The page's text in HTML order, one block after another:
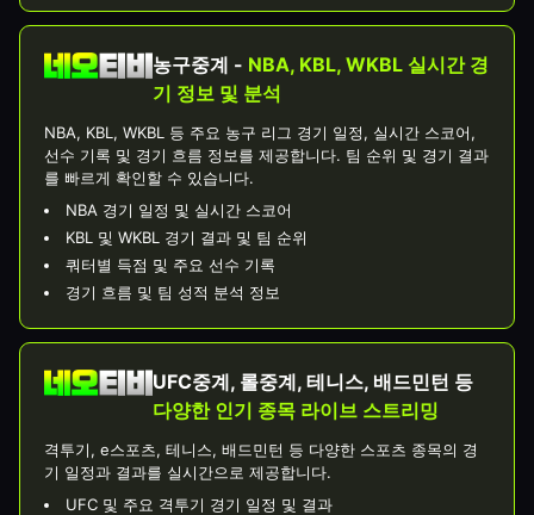
농구중계 - NBA, KBL, WKBL 실시간 경
기 정보 및 분석
NBA, KBL, WKBL 등 주요 농구 리그 경기 일정, 실시간 스코어,
선수 기록 및 경기 흐름 정보를 제공합니다. 팀 순위 및 경기 결과
를 빠르게 확인할 수 있습니다.
NBA 경기 일정 및 실시간 스코어
KBL 및 WKBL 경기 결과 및 팀 순위
쿼터별 득점 및 주요 선수 기록
경기 흐름 및 팀 성적 분석 정보
UFC중계, 롤중계, 테니스, 배드민턴 등
다양한 인기 종목 라이브 스트리밍
격투기, e스포츠, 테니스, 배드민턴 등 다양한 스포츠 종목의 경
기 일정과 결과를 실시간으로 제공합니다.
UFC 및 주요 격투기 경기 일정 및 결과